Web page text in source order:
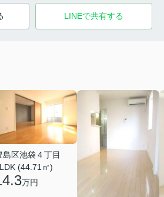
LINEで共有する
島区池袋４丁目
(44.71㎡)
万円